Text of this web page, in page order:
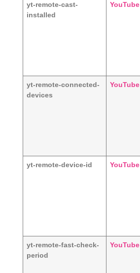
yt-remote-cast-
installed
YouTube
yt-remote-connected-
devices
YouTube
yt-remote-device-id YouTube
yt-remote-fast-check-
period
YouTube